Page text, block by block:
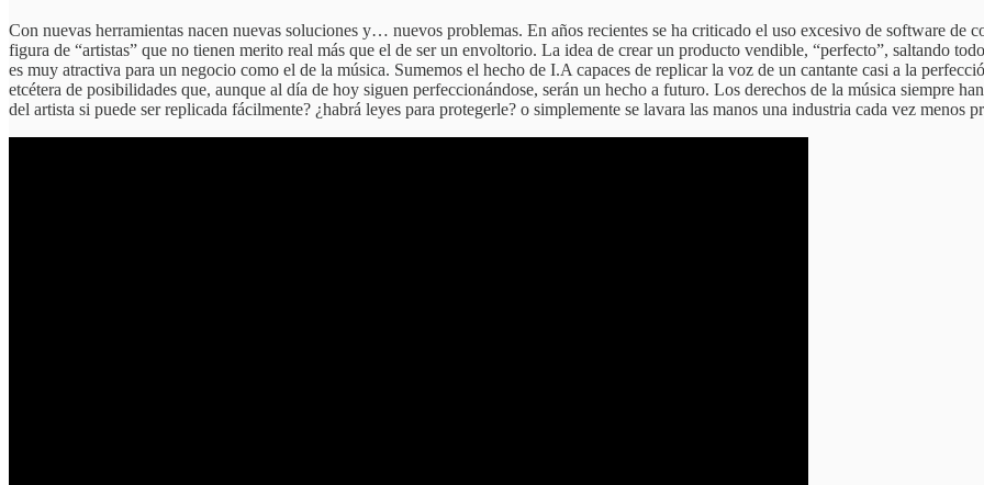
Con nuevas herramientas nacen nuevas soluciones y… nuevos problemas. En años recientes se ha criticado el uso excesivo de software de
figura de “artistas” que no tienen merito real más que el de ser un envoltorio. La idea de crear un producto vendible, “perfecto”, saltando
es muy atractiva para un negocio como el de la música. Sumemos el hecho de I.A capaces de replicar la voz de un cantante casi a la
etcétera de posibilidades que, aunque al día de hoy siguen perfeccionándose, serán un hecho a futuro. Los derechos de la música siempre
del artista si puede ser replicada fácilmente? ¿habrá leyes para protegerle? o simplemente se lavara las manos una industria cada vez menos